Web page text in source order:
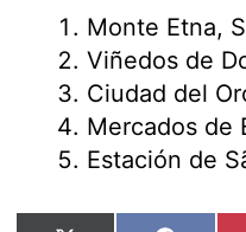
Monte Etna,
Viñedos de
Ciudad del
Mercados de
Estación de